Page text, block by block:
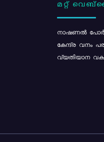
മറ്റ്
നാഷണൽ
കേന്ദ്ര വനം
വ്യതിയാന